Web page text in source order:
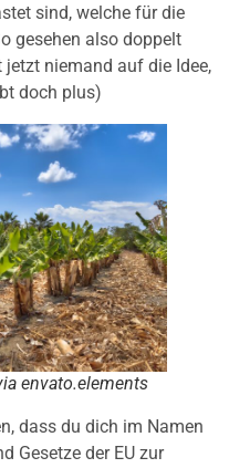
sind, welche für die
gesehen also doppelt
niemand auf die Idee,
doch plus)
envato.elements
dass du dich im Namen
Gesetze der EU zur